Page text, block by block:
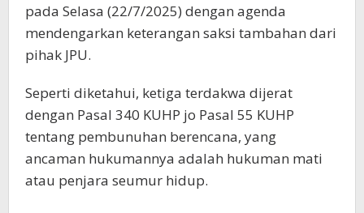
pada Selasa (22/7/2025) dengan agenda
mendengarkan keterangan saksi tambahan dari
pihak JPU.
Seperti diketahui, ketiga terdakwa dijerat
dengan Pasal 340 KUHP jo Pasal 55 KUHP
tentang pembunuhan berencana, yang
ancaman hukumannya adalah hukuman mati
atau penjara seumur hidup.